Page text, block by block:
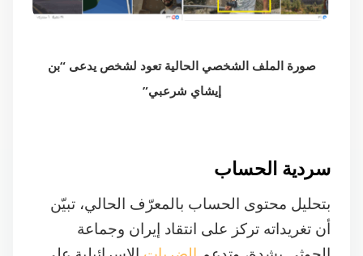
صورة الملف الشخصي الحالية تعود لشخص يدعى “بن
إيشاي شرعبي”
سردية الحساب
بتحليل محتوى الحساب بالمعرّف الحالي، تبيّن
أن تغريداته تركز على انتقاد إيران وجماعة